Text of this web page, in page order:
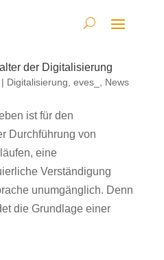
der Digitalisierung
| Digitalisierung eves_ News
ist für den
Durchführung von
eine
Verständigung
unumgänglich. Denn
die Grundlage einer